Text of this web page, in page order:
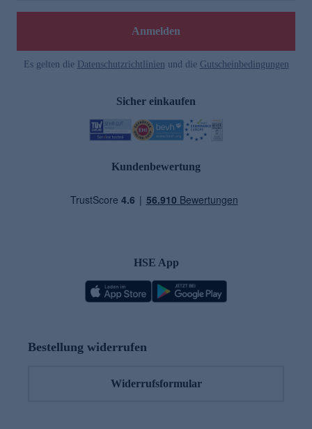
Anmelden
Es gelten die Datenschutzrichtlinien und die Gutscheinbedingungen
Sicher einkaufen
Kundenbewertung
HSE App
Bestellung widerrufen
Widerrufsformular